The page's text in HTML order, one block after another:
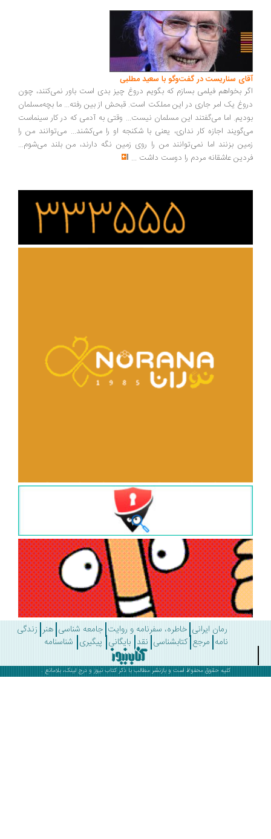
سناریست در گفت‌وگو با سعید مطلبی
بخواهم فیلمی بسازم که بگویم دروغ چیز بدی است باور نمی‌کنند، چون
یک امر جاری در این مملکت است. قبحش از بین رفته... ما بچه‌مسلمان
اما می‌گفتند این مسلمان نیست... وقتی به آدمی که در کار سینماست
اجازه کار نداری، یعنی با شکنجه او را می‌کشند... می‌توانند من را
بزنند اما نمی‌توانند من را روی زمین نگه دارند، من بلند می‌شوم...
عاشقانه مردم را دوست داشت ...
رمان ایرانی خاطره، سفرنامه و روایت جامعه شناسی هنر زندگی
مرجع کتابشناسی نقد بایگانی پیگیری شناسنامه
کلیه حقوق محفوظ است و بازنشر مطالب با ذکرکتاب نیوز و درج لینک، بلامانع .